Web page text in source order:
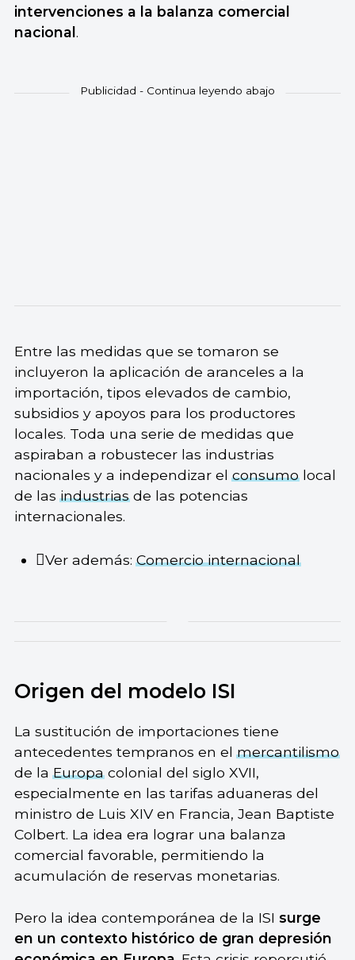
intervenciones a la balanza comercial
nacional.
Entre las medidas que se tomaron se
incluyeron la aplicación de aranceles a la
importación, tipos elevados de cambio,
subsidios y apoyos para los productores
locales. Toda una serie de medidas que
aspiraban a robustecer las industrias
nacionales y a independizar elconsumolocal
de lasindustriasde las potencias
internacionales.
Ver además:Comercio internacional
Origen del modelo ISI
La sustitución de importaciones tiene
antecedentes tempranos en elmercantilismo
de laEuropacolonial del siglo XVII,
especialmente en las tarifas aduaneras del
ministro de Luis XIV en Francia, Jean Baptiste
Colbert. La idea era lograr una balanza
comercial favorable, permitiendo la
acumulación de reservas monetarias.
Pero la idea contemporánea de la ISI surge
en un contexto histórico de gran depresión